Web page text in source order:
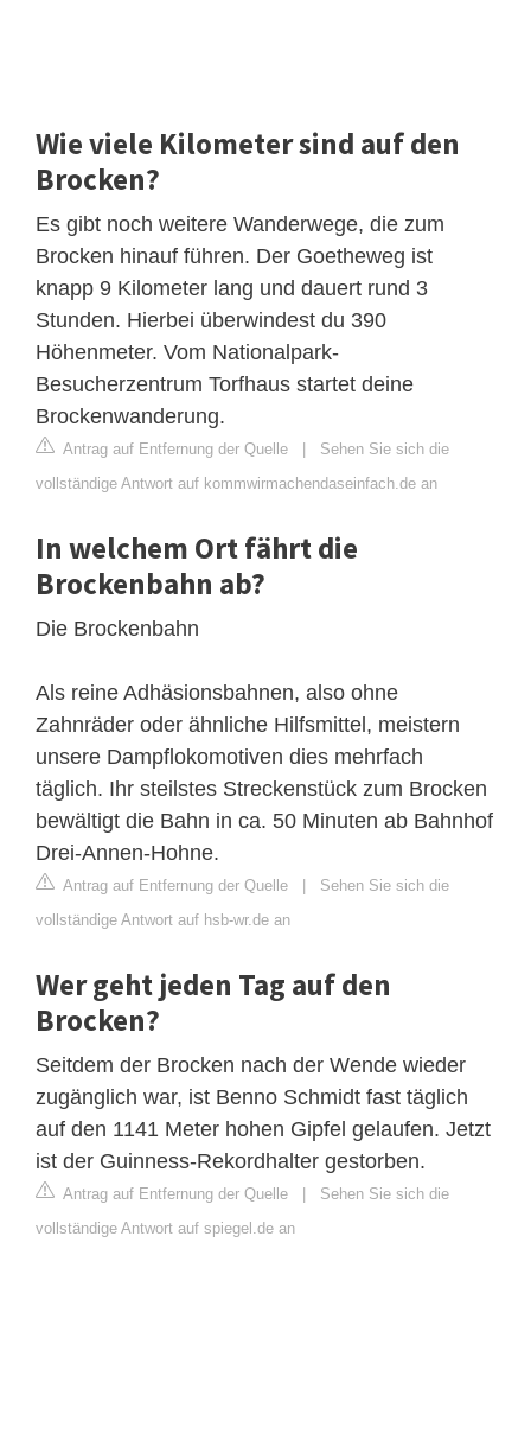
Wie viele Kilometer sind auf den
Brocken?
Es gibt noch weitere Wanderwege, die zum
Brocken hinauf führen. Der Goetheweg ist
knapp 9 Kilometer lang und dauert rund 3
Stunden. Hierbei überwindest du 390
Höhenmeter. Vom Nationalpark-
Besucherzentrum Torfhaus startet deine
Brockenwanderung.
Antrag auf Entfernung der Quelle | Sehen Sie sich die
vollständige Antwort auf kommwirmachendaseinfach.de an
In welchem Ort fährt die
Brockenbahn ab?
Die Brockenbahn
Als reine Adhäsionsbahnen, also ohne
Zahnräder oder ähnliche Hilfsmittel, meistern
unsere Dampflokomotiven dies mehrfach
täglich. Ihr steilstes Streckenstück zum Brocken
bewältigt die Bahn in ca. 50 Minuten ab Bahnhof
Drei-Annen-Hohne.
Antrag auf Entfernung der Quelle | Sehen Sie sich die
vollständige Antwort auf hsb-wr.de an
Wer geht jeden Tag auf den
Brocken?
Seitdem der Brocken nach der Wende wieder
zugänglich war, ist Benno Schmidt fast täglich
auf den 1141 Meter hohen Gipfel gelaufen. Jetzt
ist der Guinness-Rekordhalter gestorben.
Antrag auf Entfernung der Quelle | Sehen Sie sich die
vollständige Antwort auf spiegel.de an